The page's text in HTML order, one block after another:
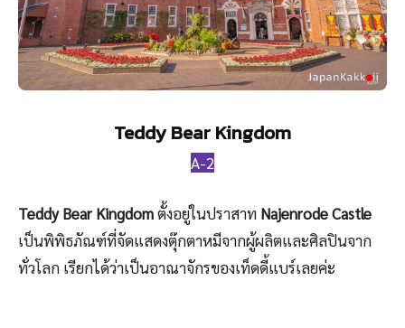
Teddy Bear Kingdom
A-2
Teddy Bear Kingdomตั้งอยู่ในปราสาท Najenrode Castle
เป็นพิพิธภัณฑ์ที่จัดแสดงตุ๊กตาหมีจากผู้ผลิตและศิลปินจาก
ทั่วโลก เรียกได้ว่าเป็นอาณาจักรของเท็ดดี้แบร์เลยค่ะ